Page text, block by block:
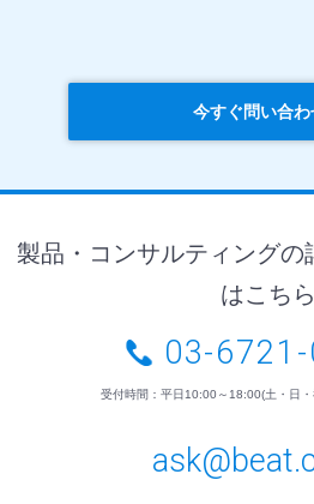
今すぐ問い合わ
製品・コンサルティングの
はこちら
03-
受付時間：平日10:00～18:00(土・日